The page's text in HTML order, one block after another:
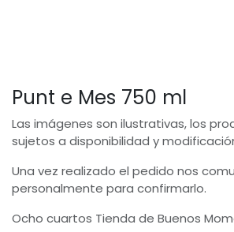
Punt e Mes 750 ml
Las imágenes son ilustrativas, los
sujetos a disponibilidad y
Una vez realizado el pedido nos
personalmente para confirmarlo.
Ocho cuartos Tienda de Buenos